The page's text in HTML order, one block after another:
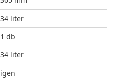
34 liter
1 db
34 liter
igen